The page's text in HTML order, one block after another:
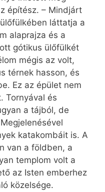
építész. – Mindjárt
láttatja a
alaprajza és a
gótikus ülőfülkét
mégis az volt,
térnek hasson, és
Ez az épület nem
Tornyával és
a tájból, de
katakombáit is. A
van a földben, a
templom volt a
az Isten emberhez
közelsége.